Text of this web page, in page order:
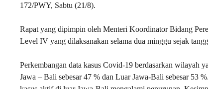
172/PWY, Sabtu (21/8).
Rapat yang dipimpin oleh Menteri Koordinator Bidang
Level IV yang dilaksanakan selama dua minggu sejak
Perkembangan data kasus Covid-19 berdasarkan wilayah
Jawa – Bali sebesar 47 % dan Luar Jawa-Bali sebesar 53